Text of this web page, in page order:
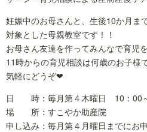
妊娠中のお母さんと、生後10か月ま
対象とした母親教室です！！
お母さん友達を作ってみんなで育児
11時からの育児相談は何歳のお子様
気軽にどうぞ❤
日 時：毎月第４木曜日 10：00
場 所：すこやか助産院
申し込み：毎月第４月曜日までにお